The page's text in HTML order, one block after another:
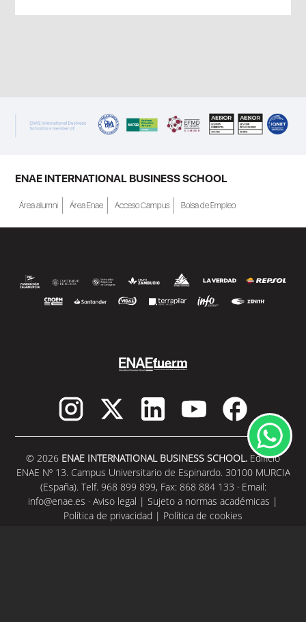
ENAE INTERNATIONAL BUSINESS SCHOOL
Área alumni Área Enae Acceso Campus Bolsa de Empleo
© 2026 ENAE INTERNATIONAL BUSINESS SCHOOL. Edificio
ENAE Nº 13. Campus Universitario de Espinardo. 30100 MURCIA
(España). Telf. 968 899 899, Fax: 868 884 133 · Email:
info@enae.es · Aviso legal | Sujeto a normas académicas |
Política de privacidad | Política de cookies